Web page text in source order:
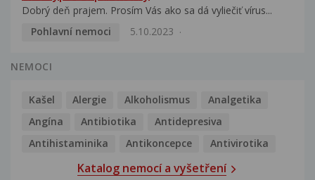
Dobrý deň prajem. Prosím Vás ako sa dá vyliečiť vírus...
Pohlavní nemoci
5.10.2023
NEMOCI
Kašel Alergie Alkoholismus
Analgetika
Angína
Antibiotika
Antidepresiva
Antihistaminika
Antikoncepce Antivirotika
Katalog nemocí a vyšetření